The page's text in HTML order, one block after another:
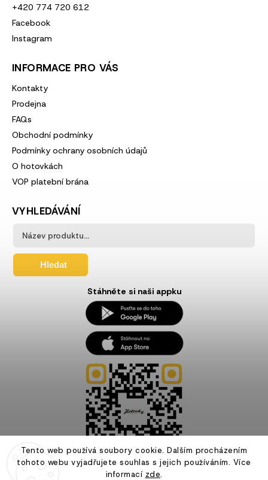
Tento web používá soubory cookie. Dalším procházením
tohoto webu vyjadřujete souhlas s jejich používáním. Více
informací zde.
+420 774 720 612
Facebook
Instagram
INFORMACE PRO VÁS
Kontakty
Prodejna
FAQs
Obchodní podmínky
Podmínky ochrany osobních údajů
O hotovkách
VOP platební brána
VYHLEDÁVÁNÍ
Hledat
Stáhněte si naši appku